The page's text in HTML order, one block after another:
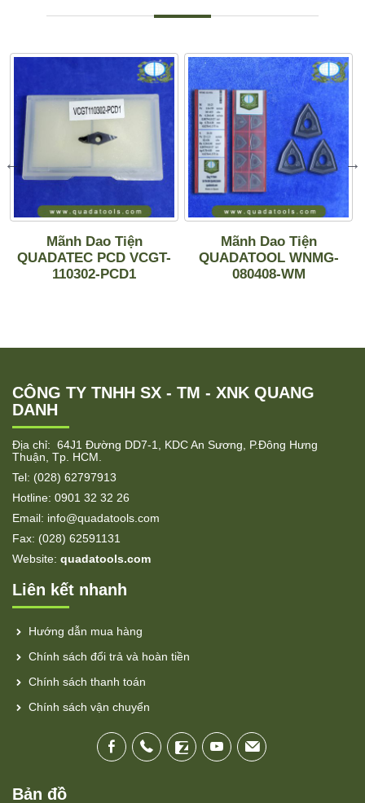
Mãnh Dao Tiện
QUADATEC PCD VCGT-
110302-PCD1
Mãnh Dao Tiện
QUADATOOL WNMG-
080408-WM
CÔNG TY TNHH SX - TM - XNK QUANG
DANH
Địa chỉ: 64J1 Đường DD7-1, KDC An Sương, P.Đông Hưng
Thuận, Tp. HCM.
Tel: (028) 62797913
Hotline: 0901 32 32 26
Email: info@quadatools.com
Fax: (028) 62591131
Website: quadatools.com
Liên kết nhanh
Hướng dẫn mua hàng
Chính sách đổi trả và hoàn tiền
Chính sách thanh toán
Chính sách vận chuyển
Bản đồ